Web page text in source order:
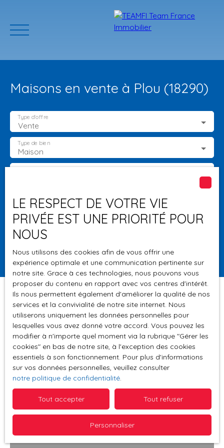
ACCUEIL ACHETER GERER VOTRE BIEN PROGRAMMES
Estimation
Maisons en vente à Plou (18290)
Vente
Type d'offre
Maison
Type de bien
Localisation
Budget max (€)
Surface min (m²)
Rechercher
Pertinence
Trier par Créer une alerte
Coup de cœur
LE RESPECT DE VOTRE VIE
PRIVÉE EST UNE PRIORITÉ POUR
NOUS
Nous utilisons des cookies afin de vous offrir une
expérience optimale et une communication pertinente sur
notre site. Grace à ces technologies, nous pouvons vous
proposer du contenu en rapport avec vos centres d'intérêt.
Ils nous permettent également d'améliorer la qualité de nos
services et la convivialité de notre site internet. Nous
utiliserons uniquement les données personnelles pour
lesquelles vous avez donné votre accord. Vous pouvez les
modifier à n'importe quel moment via la rubrique ″Gérer les
cookies″ en bas de notre site, à l'exception des cookies
essentiels à son fonctionnement. Pour plus d'informations
sur vos données personnelles, veuillez consulter
notre politique de confidentialité.
Tout accepter Tout refuser
Personnaliser